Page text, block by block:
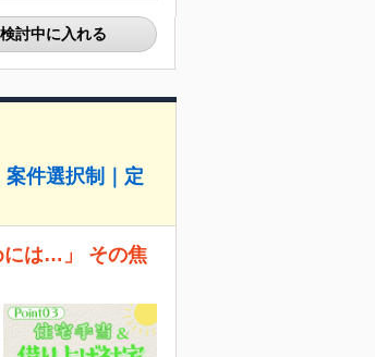
検討中に入れる
件選択制｜定
には…」 その焦